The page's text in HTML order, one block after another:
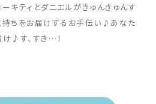
キティとダニエルがきゅんきゅんす
持ちをお届けするお手伝い♪あなた
け♪す、すき…！